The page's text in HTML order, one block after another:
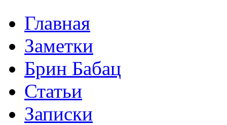
Главная
Заметки
Брин Бабац
Статьи
Записки